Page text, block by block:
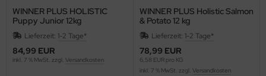
WINNER PLUS HOLISTIC
Puppy Junior 12kg
Lieferzeit: 1-2 Tage*
84,99 EUR
inkl. 7 % MwSt. zzgl. Versandkosten
WINNER PLUS Holistic Salmon
& Potato 12 kg
Lieferzeit: 1-2 Tage*
78,99 EUR
6,58 EUR pro KG
inkl. 7 % MwSt. zzgl. Versandkosten